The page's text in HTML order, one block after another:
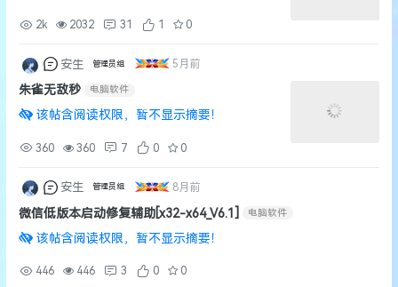
2k 2032 31 1 0
安生 管理员组 5月前
朱雀无敌秒 电脑软件
该帖含阅读权限，暂不显示摘要！
360 360 7 0 0
安生 管理员组 8月前
微信低版本启动修复辅助[x32-x64_V6.1] 电脑软件
该帖含阅读权限，暂不显示摘要！
446 446 3 0 0